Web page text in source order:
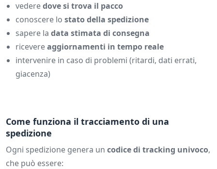
vederedove si trova il pacco
conoscere lo stato della spedizione
sapere la data stimata di consegna
ricevereaggiornamenti in tempo reale
intervenire in caso di problemi (ritardi, dati errati,
giacenza)
Come funziona il tracciamento di una
spedizione
Ogni spedizione genera un codice di tracking univoco,
che può essere: